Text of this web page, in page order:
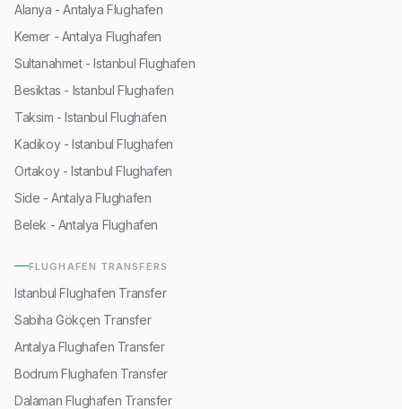
Alanya - Antalya Flughafen
Kemer - Antalya Flughafen
Sultanahmet - Istanbul Flughafen
Besiktas - Istanbul Flughafen
Taksim - Istanbul Flughafen
Kadikoy - Istanbul Flughafen
Ortakoy - Istanbul Flughafen
Side - Antalya Flughafen
Belek - Antalya Flughafen
FLUGHAFEN TRANSFERS
Istanbul Flughafen Transfer
Sabiha Gökçen Transfer
Antalya Flughafen Transfer
Bodrum Flughafen Transfer
Dalaman Flughafen Transfer